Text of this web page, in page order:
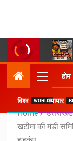
होम
विश्व WORLDव्यापार
Home
उत्तराखंड
खटीमा की मंडी